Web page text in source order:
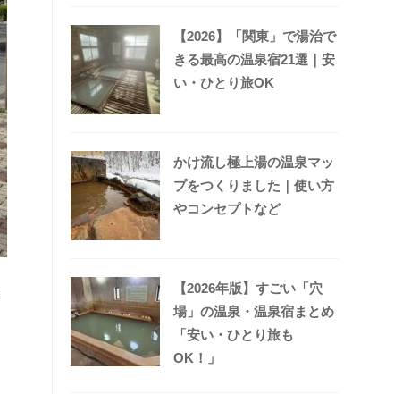
【2026】「関東」で湯治で
きる最高の温泉宿21選｜安
い・ひとり旅OK
かけ流し極上湯の温泉マッ
プをつくりました｜使い方
やコンセプトなど
【2026年版】すごい「穴
場」の温泉・温泉宿まとめ
「安い・ひとり旅も
OK！」